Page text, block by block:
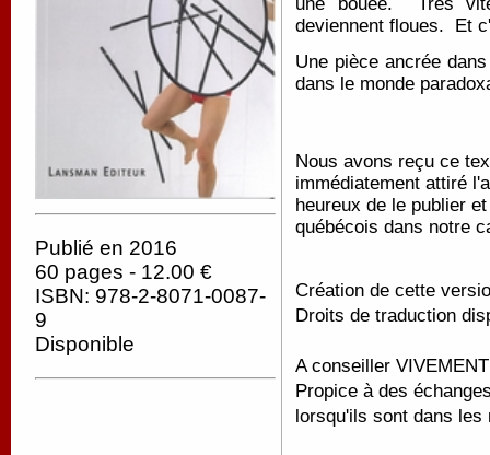
Publié en 2016
60 pages - 12.00 €
ISBN: 978-2-8071-0087-
9
Disponible
deviennent floues. Et
Une pièce ancrée
dans le monde
Nous avons reçu ce
immédiatement attiré
heureux de le publier
québécois dans notre
Création de cette
Droits de traduction
A conseiller
Propice à des
lorsqu'ils sont dans